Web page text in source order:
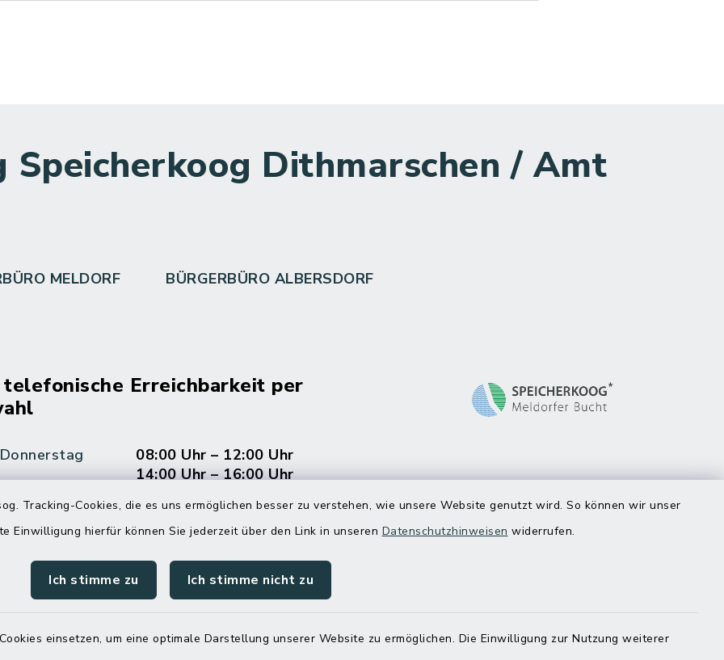
Tracking-Cookies, die es uns ermöglichen besser zu verstehen, wie unsere Website genutzt wird. So können wir unser
Einwilligung hierfür können Sie jederzeit über den Link in unseren Datenschutzhinweisen widerrufen.
Ich stimme zu Ich stimme nicht zu
einsetzen, um eine optimale Darstellung unserer Website zu ermöglichen. Die Einwilligung zur Nutzung weiterer
Dithmarschen / Amt
MELDORF BÜRGERBÜRO ALBERSDORF
Erreichbarkeit per
08:00 Uhr – 12:00 Uhr
14:00 Uhr – 16:00 Uhr
08:00 Uhr – 12:00 Uhr
ein dringendes Anliegen, finden aber online